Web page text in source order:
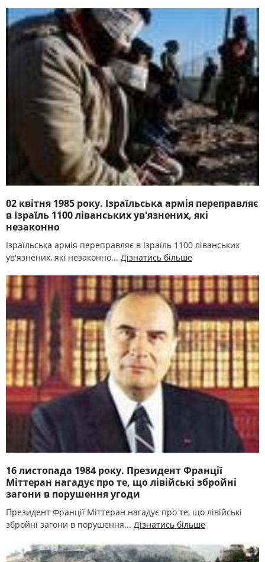
02 квітня 1985 року. Ізраїльська армія переправляє
в Ізраїль 1100 ліванських ув'язнених, які
незаконно
Ізраїльська армія переправляє в Ізраїль 1100 ліванських
ув'язнених, які незаконно... Дізнатись більше
16 листопада 1984 року. Президент Франції
Міттеран нагадує про те, що лівійські збройні
загони в порушення угоди
Президент Франції Міттеран нагадує про те, що лівійські
збройні загони в порушення... Дізнатись більше